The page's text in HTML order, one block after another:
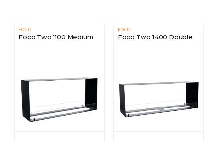
FOCO
Foco Two 1100 Medium
FOCO
Foco Two 1400 Double